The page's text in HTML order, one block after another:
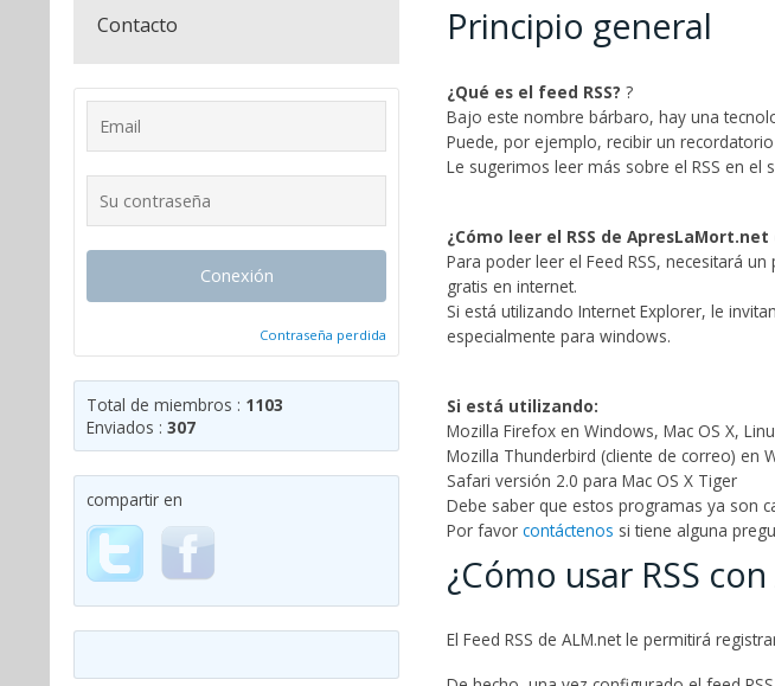
Principio general
¿Qué es el feed RSS? ?
Bajo este nombre bárbaro, hay una
Puede, por ejemplo, recibir un
Le sugerimos leer más sobre el RSS en el
¿Cómo leer el RSS de
Para poder leer el Feed RSS, necesitará
gratis en internet.
Si está utilizando Internet Explorer, le
especialmente para windows.
Si está utilizando:
Mozilla Firefox en Windows, Mac OS X,
Mozilla Thunderbird (cliente de correo) en
Safari versión 2.0 para Mac OS X Tiger
Debe saber que estos programas ya son
Por favor contáctenos si tiene alguna
¿Cómo usar RSS
El Feed RSS de ALM.net le permitirá
Contacto
Conexión
Contraseña perdida
Total de miembros : 1103
Enviados : 307
compartir en